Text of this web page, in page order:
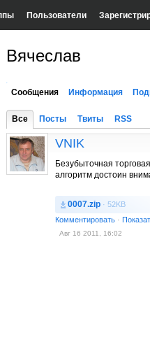
Пользователи
Вячеслав
Сообщения Информация
Все Посты Твиты RSS
VNIK
Безубыточная
алгоритм достоин
0007.zip · 52KB
Комментировать ·
Авг 16 2011, 16:02